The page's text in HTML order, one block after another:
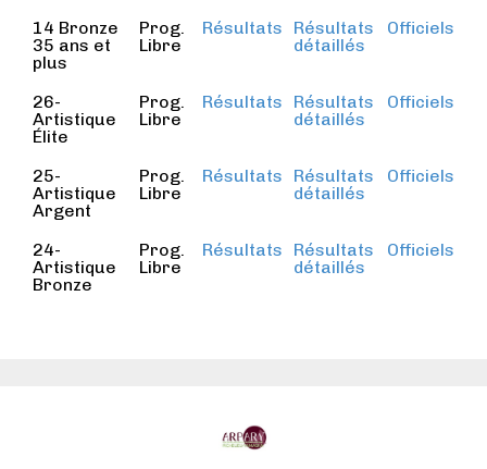
14 Bronze
35 ans et
plus
Prog.
Libre
Résultats
Résultats
détaillés
Officiels
26-
Artistique
Élite
Prog.
Libre
Résultats
Résultats
détaillés
Officiels
25-
Artistique
Argent
Prog.
Libre
Résultats
Résultats
détaillés
Officiels
24-
Artistique
Bronze
Prog.
Libre
Résultats
Résultats
détaillés
Officiels